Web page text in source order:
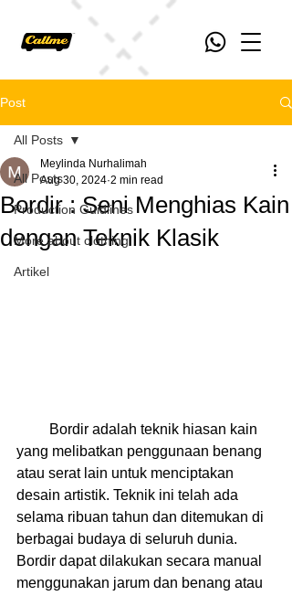
Post
All Posts
Production Guidlines
More about clothing
Artikel
All Posts
Bordir : Seni Menghias Kain
dengan Teknik Klasik
Meylinda Nurhalimah
Aug 30, 2024 2 min read
yang melibatkan penggunaan benang
atau serat lain untuk menciptakan
desain artistik. Teknik ini telah ada
selama ribuan tahun dan ditemukan di
berbagai budaya di seluruh dunia.
Bordir dapat dilakukan secara manual
menggunakan jarum dan benang atau